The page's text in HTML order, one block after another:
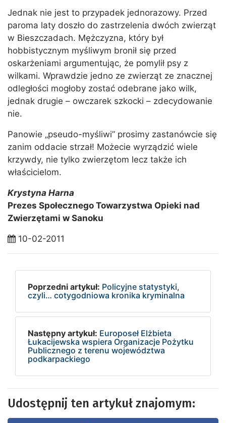
Jednak nie jest to przypadek jednorazowy. Przed
paroma laty doszło do zastrzelenia dwóch zwierząt
w Bieszczadach. Mężczyzna, który był
hobbistycznym myśliwym bronił się przed
oskarżeniami argumentując, że pomylił psy z
wilkami. Wprawdzie jedno ze zwierząt ze znacznej
odległości mogłoby zostać odebrane jako wilk,
jednak drugie – owczarek szkocki – zdecydowanie
nie.
Panowie „pseudo-myśliwi” prosimy zastanówcie się
zanim oddacie strzał! Możecie wyrządzić wiele
krzywdy, nie tylko zwierzętom lecz także ich
właścicielom.
Krystyna Harna
Prezes Społecznego Towarzystwa Opieki nad
Zwierzętami w Sanoku
10-02-2011
Poprzedni artykuł: Policyjne statystyki,
czyli… cotygodniowa kronika kryminalna
Następny artykuł: Europoseł Elżbieta
Łukacijewska wspiera Organizacje Pożytku
Publicznego z terenu województwa
podkarpackiego
Udostępnij ten artykuł znajomym: